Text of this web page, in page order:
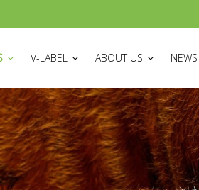
V-LABEL ABOUT US NEWS